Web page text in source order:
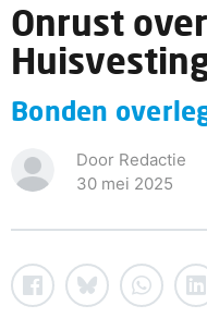
Onrust
Bonden
Door Redactie
30 mei 2025